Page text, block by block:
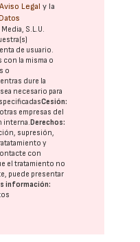
Aviso Legal y la
S.L.U.
de usuario.
con la misma o
o
dure la
necesario para
Cesión:
empresas del
interna.Derechos:
supresión,
y
con
el tratamiento no
puede presentar
información: